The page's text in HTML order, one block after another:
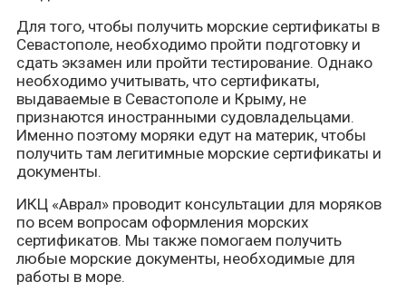
Для того, чтобы получить морские сертификаты в
Севастополе, необходимо пройти подготовку и
сдать экзамен или пройти тестирование. Однако
необходимо учитывать, что сертификаты,
выдаваемые в Севастополе и Крыму, не
признаются иностранными судовладельцами.
Именно поэтому моряки едут на материк, чтобы
получить там легитимные морские сертификаты и
документы.
ИКЦ «Аврал» проводит консультации для моряков
по всем вопросам оформления морских
сертификатов. Мы также помогаем получить
любые морские документы, необходимые для
работы в море.